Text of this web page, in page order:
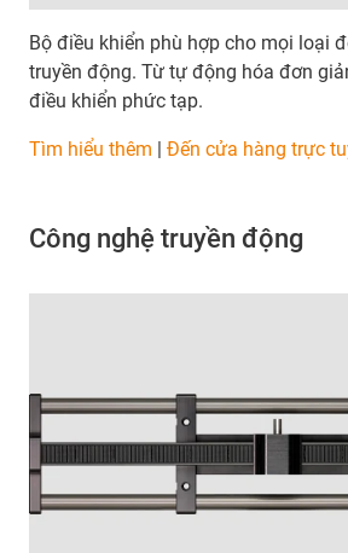
Bộ điều khiển phù hợp cho mọi loại
truyền động. Từ tự động hóa đơn
điều khiển phức tạp.
Tìm hiểu thêm | Đến cửa hàng trực
Công nghệ truyền động